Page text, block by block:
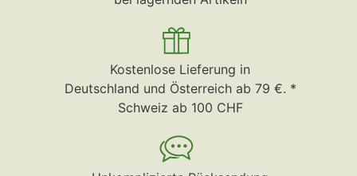
Kostenlose Lieferung in
Deutschland und Österreich ab 79 €. *
Schweiz ab 100 CHF